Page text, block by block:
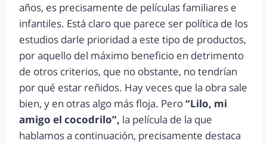
años, es precisamente de películas familiares e
infantiles. Está claro que parece ser política de los
estudios darle prioridad a este tipo de productos,
por aquello del máximo beneficio en detrimento
de otros criterios, que no obstante, no tendrían
por qué estar reñidos. Hay veces que la obra sale
bien, y en otras algo más floja. Pero“Lilo, mi
amigo el cocodrilo”, la película de la que
hablamos a continuación, precisamente destaca